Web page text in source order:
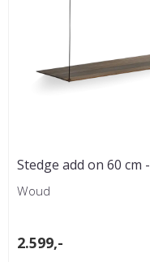
Stedge add on 60 cm -
Smoked Oak
Woud
2.599,-